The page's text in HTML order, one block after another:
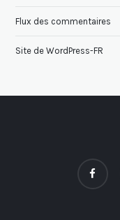
Flux des commentaires
Site de WordPress-FR